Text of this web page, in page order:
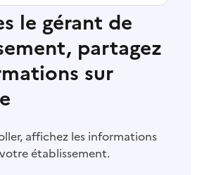
le gérant de
partagez
sur
affichez les informations
établissement.